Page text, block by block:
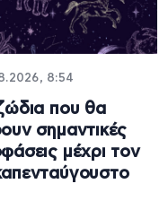
8:54
που θα
σημαντικές
μέχρι τον